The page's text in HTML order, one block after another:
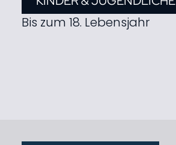
Bis zum 18. Lebensjahr